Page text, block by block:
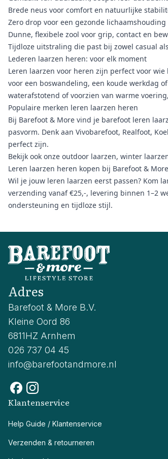
Brede neus voor comfort en natuurlijke
Zero drop voor een gezonde lichaamshouding
Dunne, flexibele zool voor grip, contact en
Tijdloze uitstraling die past bij zowel casual
Lederen laarzen heren: voor elk moment
Leren laarzen voor heren zijn perfect voor
voor een boswandeling, een koude werkdag
waterafstotend of voorzien van warme
Populaire merken leren laarzen heren
Bij Barefoot & More vind je barefoot leren
pasvorm. Denk aan Vivobarefoot, Realfoot, Koel
perfect zijn.
Bekijk ook onze outdoor laarzen, winter
Leren laarzen heren kopen bij Barefoot & More
Wil je jouw leren laarzen eerst passen? Kom
verzending vanaf €25,-, levering binnen 1–2
ondersteuning en tijdloze stijl.
Adres
Barefoot & More B.V.
Kleine Oord 86
6811HZ Arnhem
026 737 04 45
info@barefootandmore.nl
Klantenservice
Help Guide / Klantenservice
Verzenden & retourneren